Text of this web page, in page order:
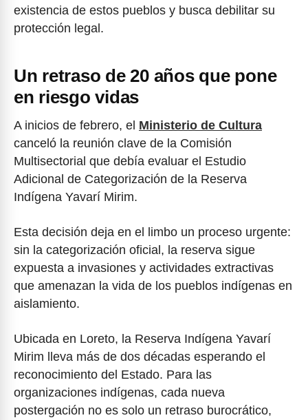
existencia de estos pueblos y busca debilitar su
protección legal.
Un retraso de 20 años que pone
en riesgo vidas
A inicios de febrero, el Ministerio de Cultura
canceló la reunión clave de la Comisión
Multisectorial que debía evaluar el Estudio
Adicional de Categorización de la Reserva
Indígena Yavarí Mirim.
Esta decisión deja en el limbo un proceso urgente:
sin la categorización oficial, la reserva sigue
expuesta a invasiones y actividades extractivas
que amenazan la vida de los pueblos indígenas en
aislamiento.
Ubicada en Loreto, la Reserva Indígena Yavarí
Mirim lleva más de dos décadas esperando el
reconocimiento del Estado. Para las
organizaciones indígenas, cada nueva
postergación no es solo un retraso burocrático,